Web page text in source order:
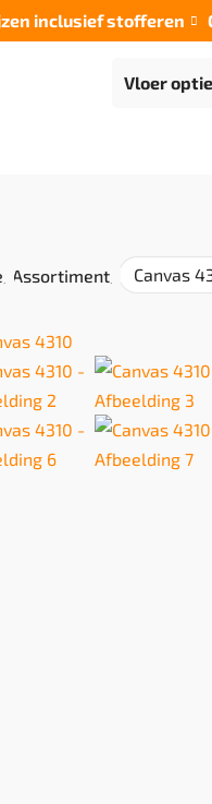
inclusief stofferen 
Vloer
Assortiment Canvas